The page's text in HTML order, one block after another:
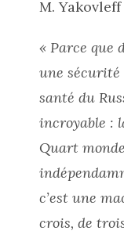
M.
« Parce que
une sécurité
santé du
incroyable :
Quart
c’est une
crois, de